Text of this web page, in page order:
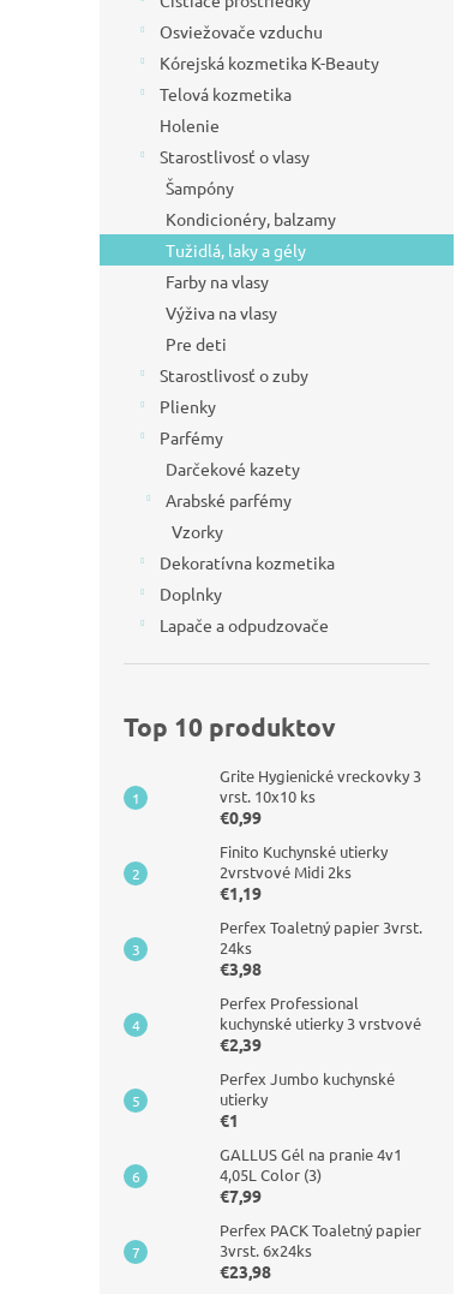
Osviežovače vzduchu
Kórejská kozmetika K-Beauty
Telová kozmetika
Holenie
Starostlivosť o vlasy
Šampóny
Kondicionéry, balzamy
Tužidlá, laky a gély
Farby na vlasy
Výživa na vlasy
Pre deti
Starostlivosť o zuby
Plienky
Parfémy
Darčekové kazety
Arabské parfémy
Vzorky
Dekoratívna kozmetika
Doplnky
Lapače a odpudzovače
Top 10 produktov
Grite Hygienické vreckovky 3
vrst. 10x10 ks
€0,99
Finito Kuchynské utierky
2vrstvové Midi 2ks
€1,19
Perfex Toaletný papier 3vrst.
24ks
€3,98
Perfex Professional
kuchynské utierky 3 vrstvové
€2,39
Perfex Jumbo kuchynské
utierky
€1
GALLUS Gél na pranie 4v1
4,05L Color (3)
€7,99
Perfex PACK Toaletný papier
3vrst. 6x24ks
€23,98